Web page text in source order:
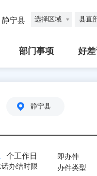
静宁县 选择区域 县直
部门事项 好
静宁县
个工作日
诺办结时限
即办件
办件类型